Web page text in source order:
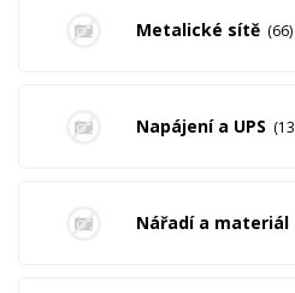
Metalické sítě 66
Napájení a UPS 13
Nářadí a materiál